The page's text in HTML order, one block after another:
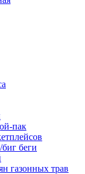
пак
беги
газонных трав